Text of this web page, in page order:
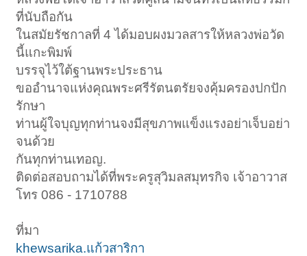
ที่นับถือกัน
ในสมัยรัชกาลที่ 4 ได้มอบผงมวลสารให้หลวงพ่อวัด
นี้แกะพิมพ์
บรรจุไว้ใต้ฐานพระประธาน
ขออำนาจแห่งคุณพระศรีรัตนตรัยจงคุ้มครองปกปัก
รักษา
ท่านผู้ใจบุญทุกท่านจงมีสุขภาพแข็งแรงอย่าเจ็บอย่า
จนด้วย
กันทุกท่านเทอญ.
ติดต่อสอบถามได้ที่พระครูสุวิมลสมุทรกิจ เจ้าอาวาส
โทร 086 - 1710788
ที่มา
khewsarika.แก้วสาริกา